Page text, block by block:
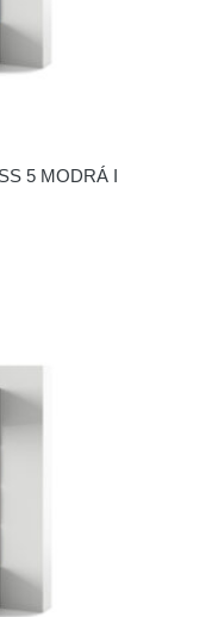
5 MODRÁ I